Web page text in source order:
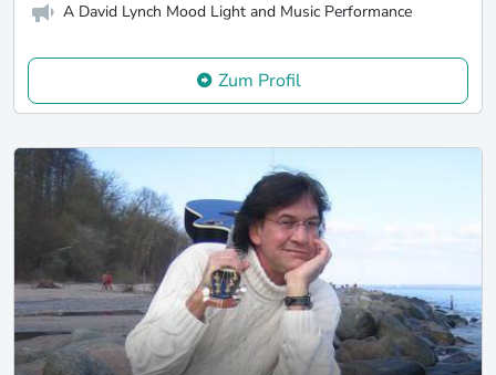
A David Lynch Mood Light and Music Performance
Zum Profil